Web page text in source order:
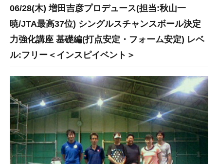
06/28(木) 増田吉彦プロデュース(担当:秋山一
暁/JTA最高37位) シングルスチャンスボール決定
力強化講座 基礎編(打点安定・フォーム安定) レベ
ル:フリー＜インスピイベント＞